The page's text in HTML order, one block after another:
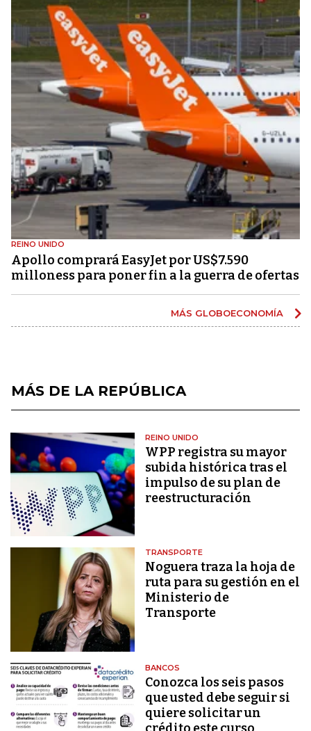
REINO UNIDO
Apollo comprará EasyJet por US$7.590
milloness para poner fin a la guerra de ofertas
MÁS GLOBOECONOMÍA
MÁS DE LA REPÚBLICA
REINO UNIDO
WPP registra su mayor
subida histórica tras el
impulso de su plan de
reestructuración
TRANSPORTE
Noguera traza la hoja de
ruta para su gestión en el
Ministerio de
Transporte
BANCOS
Conozca los seis pasos
que usted debe seguir si
quiere solicitar un
crédito este curso